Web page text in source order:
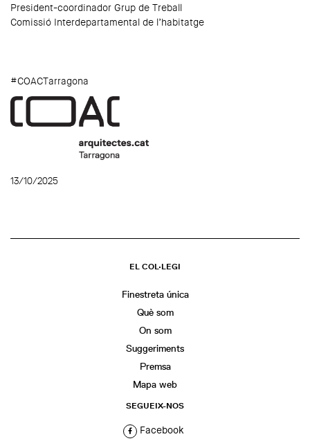
President-coordinador Grup de Treball
Comissió Interdepartamental de l’habitatge
#COACTarragona
13/10/2025
EL COL·LEGI
Finestreta única
Què som
On som
Suggeriments
Premsa
Mapa web
SEGUEIX-NOS
Facebook